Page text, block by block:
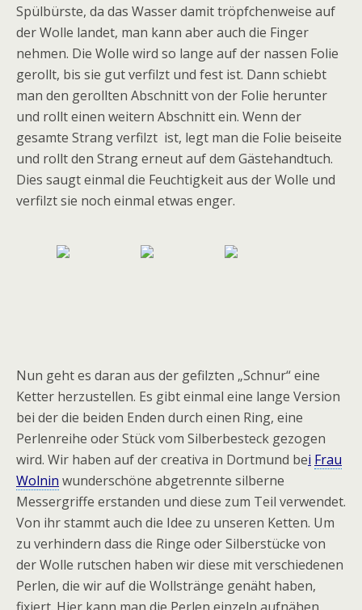
Spülbürste, da das Wasser damit tröpfchenweise auf
der Wolle landet, man kann aber auch die Finger
nehmen. Die Wolle wird so lange auf der nassen Folie
gerollt, bis sie gut verfilzt und fest ist. Dann schiebt
man den gerollten Abschnitt von der Folie herunter
und rollt einen weitern Abschnitt ein. Wenn der
gesamte Strang verfilzt ist, legt man die Folie beiseite
und rollt den Strang erneut auf dem Gästehandtuch.
Dies saugt einmal die Feuchtigkeit aus der Wolle und
verfilzt sie noch einmal etwas enger.
Nun geht es daran aus der gefilzten „Schnur“ eine
Ketter herzustellen. Es gibt einmal eine lange Version
bei der die beiden Enden durch einen Ring, eine
Perlenreihe oder Stück vom Silberbesteck gezogen
wird. Wir haben auf der creativa in Dortmund bei Frau
Wolnin wunderschöne abgetrennte silberne
Messergriffe erstanden und diese zum Teil verwendet.
Von ihr stammt auch die Idee zu unseren Ketten. Um
zu verhindern dass die Ringe oder Silberstücke von
der Wolle rutschen haben wir diese mit verschiedenen
Perlen, die wir auf die Wollstränge genäht haben,